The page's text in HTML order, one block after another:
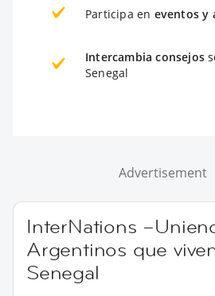
Participa en eventos y
Intercambia consejos
Senegal
Advertisement
InterNations
Argentinos que
Senegal